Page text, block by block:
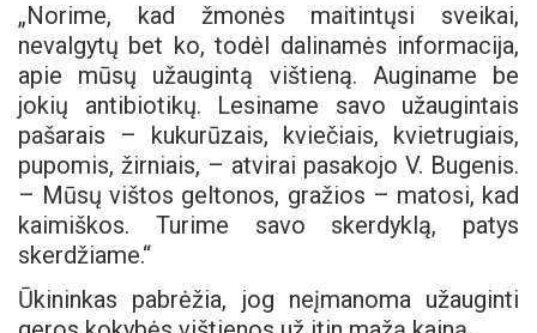
„Norime, kad žmonės maitintųsi sveikai,
nevalgytų bet ko, todėl dalinamės informacija,
apie mūsų užaugintą vištieną. Auginame be
jokių antibiotikų. Lesiname savo užaugintais
pašarais – kukurūzais, kviečiais, kvietrugiais,
pupomis, žirniais, – atvirai pasakojo V. Bugenis.
– Mūsų vištos geltonos, gražios – matosi, kad
kaimiškos. Turime savo skerdyklą, patys
skerdžiame.“
Ūkininkas pabrėžia, jog neįmanoma užauginti